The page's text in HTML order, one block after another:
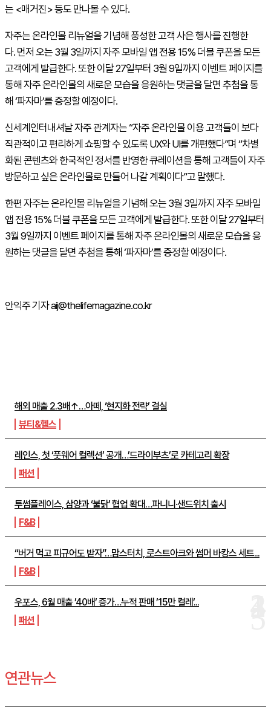
해외 매출 2.3배↑…아떼, ‘현지화 전략’ 결실
뷰티&헬스
레인스, 첫 ‘풋웨어 컬렉션’ 공개…’드라이부츠’로 카테고리 확장
패션
투썸플레이스, 삼양과 ‘불닭’ 협업 확대…파니니·샌드위치 출시
F&B
“버거 먹고 피규어도 받자”…맘스터치, 로스트아크와 썸머 바캉스 세트...
F&B
우포스, 6월 매출 ’40배’ 증가…누적 판매 ’15만 켤레’...
패션
연관뉴스
는 <매거진> 등도 만나볼 수 있다.
자주는 온라인몰 리뉴얼을 기념해 풍성한 고객 사은 행사를 진행한
다. 먼저 오는 3월 3일까지 자주 모바일 앱 전용 15% 더블 쿠폰을 모든
고객에게 발급한다. 또한 이달 27일부터 3월 9일까지 이벤트 페이지를
통해 자주 온라인몰의 새로운 모습을 응원하는 댓글을 달면 추첨을 통
해 ‘파자마’를 증정할 예정이다.
신세계인터내셔날 자주 관계자는 “자주 온라인몰 이용 고객들이 보다
직관적이고 편리하게 쇼핑할 수 있도록 UX와 UI를 개편했다”며 “차별
화된 콘텐츠와 한국적인 정서를 반영한 큐레이션을 통해 고객들이 자주
방문하고 싶은 온라인몰로 만들어 나갈 계획이다”고 말했다.
한편 자주는 온라인몰 리뉴얼을 기념해 오는 3월 3일까지 자주 모바일
앱 전용 15% 더블 쿠폰을 모든 고객에게 발급한다. 또한 이달 27일부터
3월 9일까지 이벤트 페이지를 통해 자주 온라인몰의 새로운 모습을 응
원하는 댓글을 달면 추첨을 통해 ‘파자마’를 증정할 예정이다.
안익주 기자 aij@thelifemagazine.co.kr